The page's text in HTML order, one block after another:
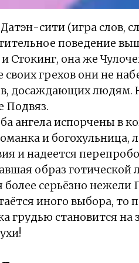
сити (игра слов,
поведение
Стокинг, она же
своих грехов они не
досаждающих людям.
Подвяз.
ангела испорчены в
и богохульница,
и надеется
образ
более серьёзно нежели
иного выбора,
грудью становится